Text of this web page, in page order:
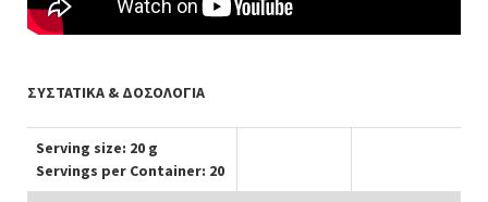
ΣΥΣΤΑΤΙΚΑ & ΔΟΣΟΛΟΓΙΑ
Serving size: 20 g
Servings per Container: 20